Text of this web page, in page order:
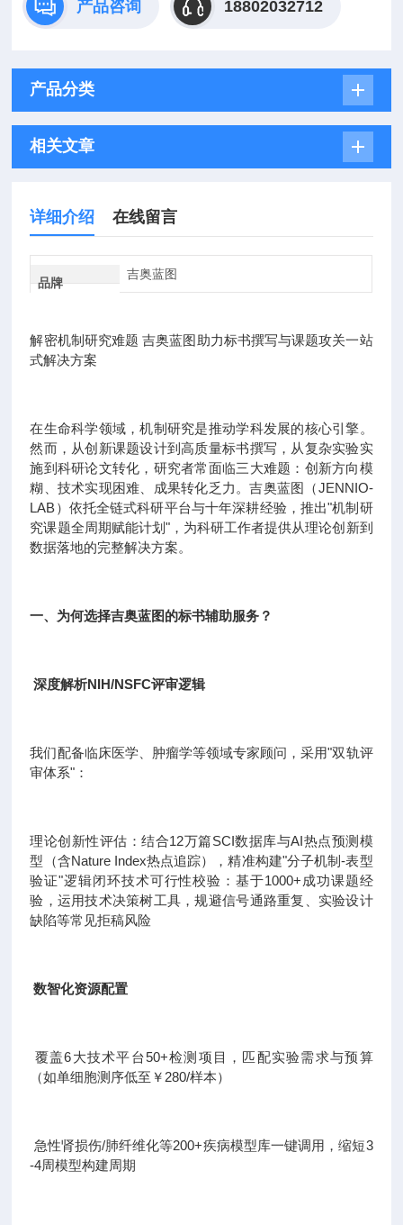
产品咨询 18802032712
产品分类
相关文章
详细介绍 在线留言
品牌
吉奥蓝图
解密机制研究难题 吉奥蓝图助力标书撰写与课题攻关一站
式解决方案
在生命科学领域，机制研究是推动学科发展的核心引擎。
然而，从创新课题设计到高质量标书撰写，从复杂实验实
施到科研论文转化，研究者常面临三大难题：创新方向模
糊、技术实现困难、成果转化乏力。吉奥蓝图（JENNIO-
LAB）依托全链式科研平台与十年深耕经验，推出"机制研
究课题全周期赋能计划"，为科研工作者提供从理论创新到
数据落地的完整解决方案。
一、为何选择吉奥蓝图的标书辅助服务？
深度解析NIH/NSFC评审逻辑
我们配备临床医学、肿瘤学等领域专家顾问，采用"双轨评
审体系"：
理论创新性评估：结合12万篇SCI数据库与AI热点预测模
型（含Nature Index热点追踪），精准构建"分子机制-表型
验证"逻辑闭环技术可行性校验：基于1000+成功课题经
验，运用技术决策树工具，规避信号通路重复、实验设计
缺陷等常见拒稿风险
数智化资源配置
覆盖6大技术平台50+检测项目，匹配实验需求与预算
（如单细胞测序低至￥280/样本）
急性肾损伤/肺纤维化等200+疾病模型库一键调用，缩短3
-4周模型构建周期